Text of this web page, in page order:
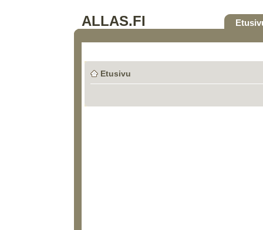
ALLAS.FI
Etusivu